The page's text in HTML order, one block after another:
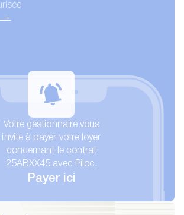
Votre gestionnaire vous
invite à payer votre loyer
concernant le contrat
25ABXX45 avec Piloc.
Payer ici
→